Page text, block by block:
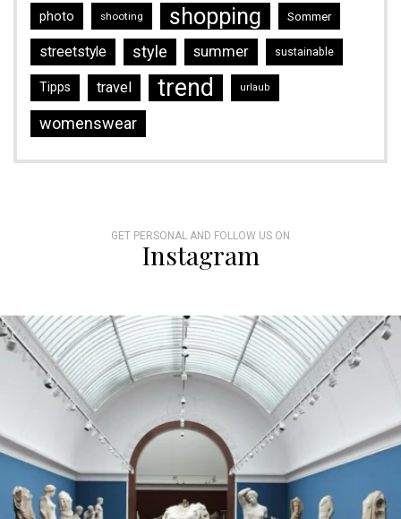
photo shooting shopping Sommer
streetstyle style summer sustainable
Tipps travel trend urlaub
womenswear
GET PERSONAL AND FOLLOW US ON
Instagram